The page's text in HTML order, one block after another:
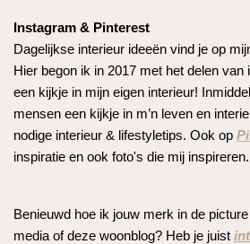
Instagram & Pinterest
Dagelijkse interieur ideeën vind je op
Hier begon ik in 2017 met het delen van
een kijkje in mijn eigen interieur!
mensen een kijkje in m’n leven en
nodige interieur & lifestyletips. Ook op
inspiratie en ook foto's die mij inspireren.
Benieuwd hoe ik jouw merk in de
media of deze woonblog? Heb je juist